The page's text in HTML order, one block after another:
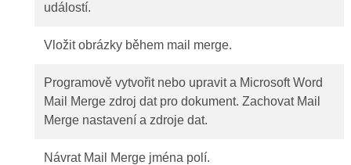
událostí.
Vložit obrázky během mail merge.
Programově vytvořit nebo upravit a Microsoft Word
Mail Merge zdroj dat pro dokument. Zachovat Mail
Merge nastavení a zdroje dat.
Návrat Mail Merge jména polí.